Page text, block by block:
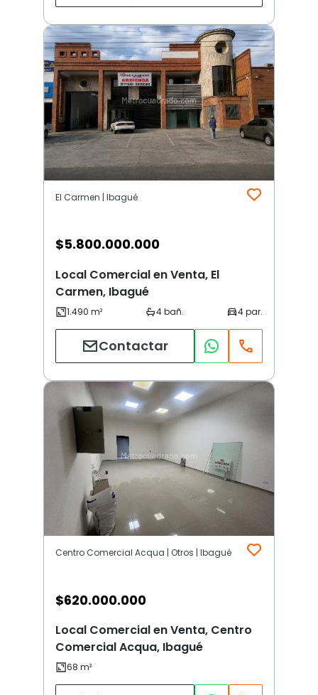
El Carmen | Ibagué
$5.800.000.000
Local Comercial en Venta, El
Carmen, Ibagué
Contactar
Centro Comercial Acqua | Otros | Ibagué
$620.000.000
Local Comercial en Venta, Centro
Comercial Acqua, Ibagué